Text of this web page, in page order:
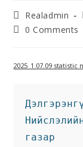
Realadmin
0 Comments
2025_1.07.09 statistic
газар